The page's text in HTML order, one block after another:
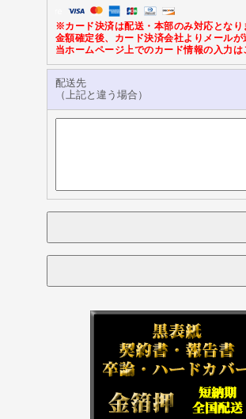
※カード決済は配送・本部のみ対応となり
金額確定後、カード決済会社よりメール
当ホームページ上でのカード情報の入力
配送先
（上記と違う場合）